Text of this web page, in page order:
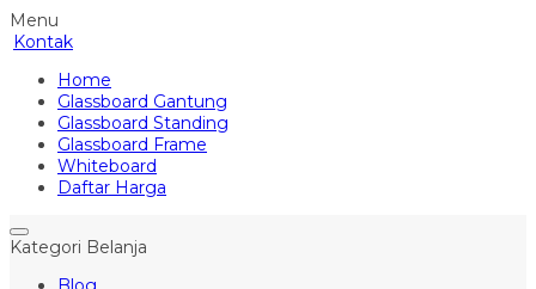
Menu
Kontak
Home
Glassboard Gantung
Glassboard Standing
Glassboard Frame
Whiteboard
Daftar Harga
Kategori Belanja